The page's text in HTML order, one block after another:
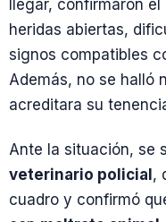
llegar, confirmaron
heridas abiertas,
signos compatibles
Además, no se halló
acreditara su
Ante la situación, se
veterinario policial,
cuadro y confirmó